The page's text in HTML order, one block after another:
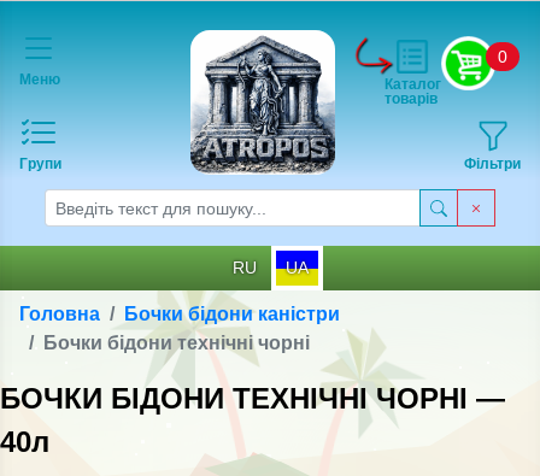
Меню
Групи
0
Фільтри
Каталог
товарів
RU UA
Головна
Бочки бідони каністри
Бочки бідони технічні чорні
БОЧКИ БІДОНИ ТЕХНІЧНІ ЧОРНІ —
40л